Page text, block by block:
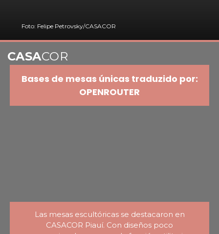
Foto: Felipe Petrovsky/CASACOR
Las mesas escultóricas se destacaron en
CASACOR Piauí. Con diseños poco
Bases de mesas únicas traduzido por:
OPENROUTER
CASACOR